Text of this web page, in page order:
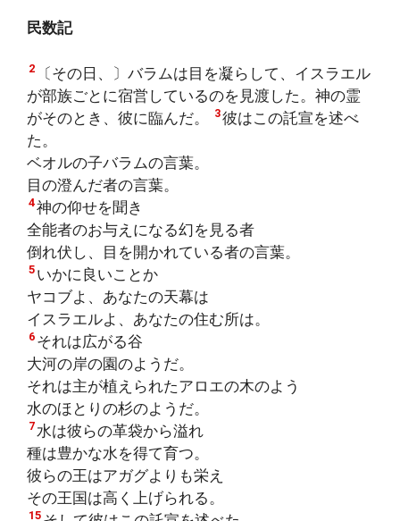
民数記
2
〔その日、〕バラムは目を凝らして、イスラエル
が部族ごとに宿営しているのを見渡した。神の霊
がそのとき、彼に臨んだ。
3彼はこの託宣を述べ
た。
ベオルの子バラムの言葉。
目の澄んだ者の言葉。
4神の仰せを聞き
全能者のお与えになる幻を見る者
倒れ伏し、目を開かれている者の言葉。
5 いかに良いことか
ヤコブよ、あなたの天幕は
イスラエルよ、あなたの住む所は。
6 それは広がる谷
大河の岸の園のようだ。
それは主が植えられたアロエの木のよう
水のほとりの杉のようだ。
7 水は彼らの革袋から溢れ
種は豊かな水を得て育つ。
彼らの王はアガグよりも栄え
その王国は高く上げられる。
15